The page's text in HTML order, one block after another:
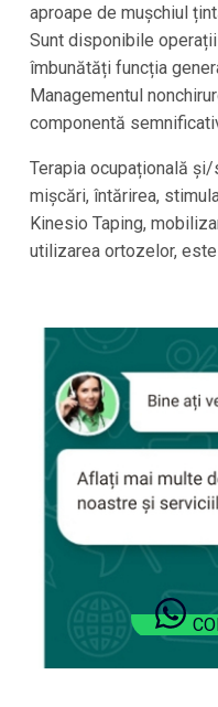
aproape de mușchiul
Sunt disponibile
îmbunătăți funcția
Managementul
componentă
Terapia ocupațională
mișcări, întărirea,
Kinesio Taping,
utilizarea ortozelor,